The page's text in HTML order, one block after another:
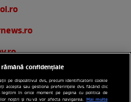
rămână confidențiale
pe dispozitivul dvs., precum identificatorii cookie
accepta sau gestiona preferințele dvs. făcând clic
în orice moment pe pagina cu politica de
noștri și nu vă vor afecta navigarea. Mai multe